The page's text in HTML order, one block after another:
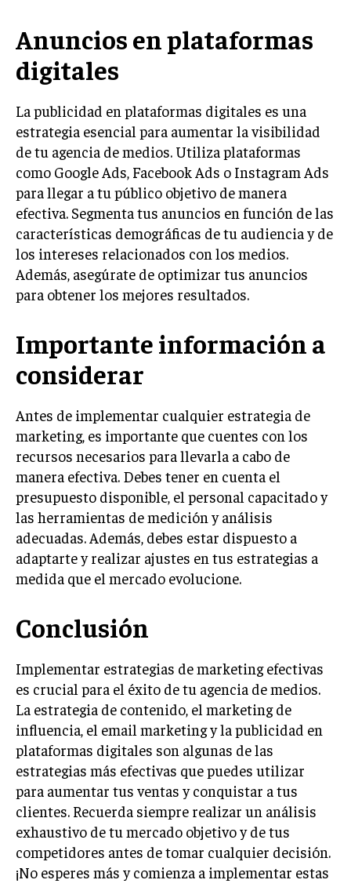
NEGOCIACIÓN Y RESOLUCIÓN DE CONFLICTOS
DERECHO EMPRESARIAL Y REGULACIONES
GOBIERNO CORPORATIVO
NEGOCIOS
ESTRATEGIAS DE NEGOCIOS
MARKETING B2B
MARKETING B2C
FRANQUICIAS
MARKETING DE INFLUENCERS
E-COMMERCE
E-COMMERCE Y COMERCIO ELECTRÓNICO
ESTRATEGIAS DE PRICING Y GESTIÓN DE
GESTIÓN DE CRISIS EMPRESARIALES
EMPRESAS Y STARTUPS TECNOLÓGICAS
GESTIÓN DE LA EXPERIENCIA DEL CLIENTE
MÁS
PROYECTOS
GESTIÓN DE PROYECTOS
GESTIÓN DE OPERACIONES Y CADENA DE
LOGÍSTICA EMPRESARIAL
TALENTOS
RECURSOS HUMANOS Y GESTIÓN DEL
TALENTO
COMPENSACIÓN Y BENEFICIOS
RECLUTAMIENTO Y SELECCIÓN
DESARROLLO DE PERSONAL
GESTIÓN DEL DESEMPEÑO
CULTURA Y CLIMA ORGANIZACIONAL
Anuncios en plataformas
digitales
La publicidad en plataformas digitales es una
estrategia esencial para aumentar la visibilidad
de tu agencia de medios. Utiliza plataformas
como Google Ads, Facebook Ads o Instagram Ads
para llegar a tu público objetivo de manera
efectiva. Segmenta tus anuncios en función de las
características demográficas de tu audiencia y de
los intereses relacionados con los medios.
Además, asegúrate de optimizar tus anuncios
para obtener los mejores resultados.
Importante información a
considerar
Antes de implementar cualquier estrategia de
marketing, es importante que cuentes con los
recursos necesarios para llevarla a cabo de
manera efectiva. Debes tener en cuenta el
presupuesto disponible, el personal capacitado y
las herramientas de medición y análisis
adecuadas. Además, debes estar dispuesto a
adaptarte y realizar ajustes en tus estrategias a
medida que el mercado evolucione.
Conclusión
Implementar estrategias de marketing efectivas
es crucial para el éxito de tu agencia de medios.
La estrategia de contenido, el marketing de
influencia, el email marketing y la publicidad en
plataformas digitales son algunas de las
estrategias más efectivas que puedes utilizar
para aumentar tus ventas y conquistar a tus
clientes. Recuerda siempre realizar un análisis
exhaustivo de tu mercado objetivo y de tus
competidores antes de tomar cualquier decisión.
¡No esperes más y comienza a implementar estas